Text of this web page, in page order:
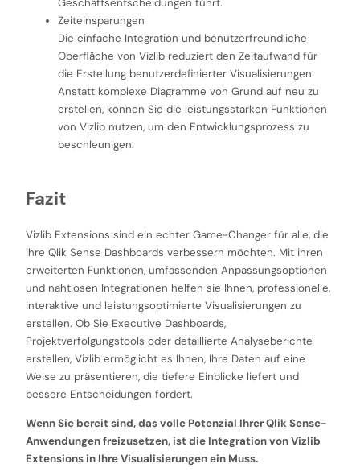
Geschäftsentscheidungen führt.
Zeiteinsparungen
Die einfache Integration und benutzerfreundliche
Oberfläche von Vizlib reduziert den Zeitaufwand für
die Erstellung benutzerdefinierter Visualisierungen.
Anstatt komplexe Diagramme von Grund auf neu zu
erstellen, können Sie die leistungsstarken Funktionen
von Vizlib nutzen, um den Entwicklungsprozess zu
beschleunigen.
Fazit
Vizlib Extensions sind ein echter Game-Changer für alle, die
ihre Qlik Sense Dashboards verbessern möchten. Mit ihren
erweiterten Funktionen, umfassenden Anpassungsoptionen
und nahtlosen Integrationen helfen sie Ihnen, professionelle,
interaktive und leistungsoptimierte Visualisierungen zu
erstellen. Ob Sie Executive Dashboards,
Projektverfolgungstools oder detaillierte Analyseberichte
erstellen, Vizlib ermöglicht es Ihnen, Ihre Daten auf eine
Weise zu präsentieren, die tiefere Einblicke liefert und
bessere Entscheidungen fördert.
Wenn Sie bereit sind, das volle Potenzial Ihrer Qlik Sense-
Anwendungen freizusetzen, ist die Integration von Vizlib
Extensions in Ihre Visualisierungen ein Muss.